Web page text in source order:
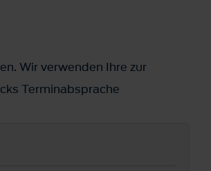
Wir verwenden Ihre zur
Terminabsprache